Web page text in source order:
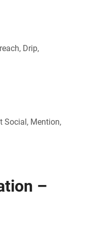
Drip,
Social, Mention,
–